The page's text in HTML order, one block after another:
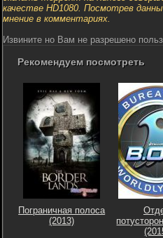
качестве HD1080. Посмотрев
мнение в комментариях.
Извините но Вам не разрешено
Рекомендуем посмотреть
Пограничная полоса
(2013)